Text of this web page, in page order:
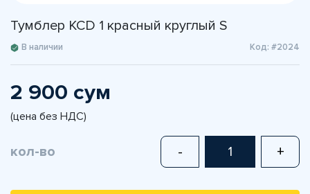
Тумблер KCD 1 красный круглый S
В наличии Код: #2024
2 900 сум
(цена без НДС)
кол-во - +